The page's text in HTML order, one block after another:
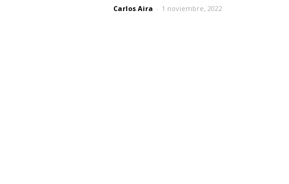
Carlos Aira - 1 noviembre, 2022